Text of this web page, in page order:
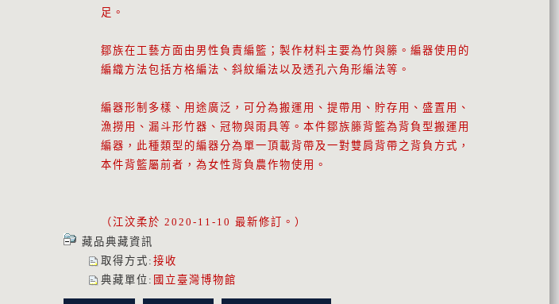
足。
鄒族在工藝方面由男性負責編籃；製作材料主要為竹與籐。編器使用的
編織方法包括方格編法、斜紋編法以及透孔六角形編法等。
編器形制多樣、用途廣泛，可分為搬運用、提帶用、貯存用、盛置用、
漁撈用、漏斗形竹器、冠物與雨具等。本件鄒族籐背籃為背負型搬運用
編器，此種類型的編器分為單一頂載背帶及一對雙肩背帶之背負方式，
本件背籃屬前者，為女性背負農作物使用。
（江汶柔於 2020-11-10 最新修訂。）
藏品典藏資訊
取得方式 : 接收
典藏單位 : 國立臺灣博物館